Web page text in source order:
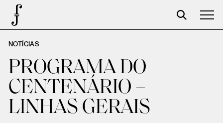
José Saramago
Programación
La Fundación
Aparceros
NOTÍCIAS
PROGRAMA DO
CENTENÁRIO –
LINHAS GERAIS